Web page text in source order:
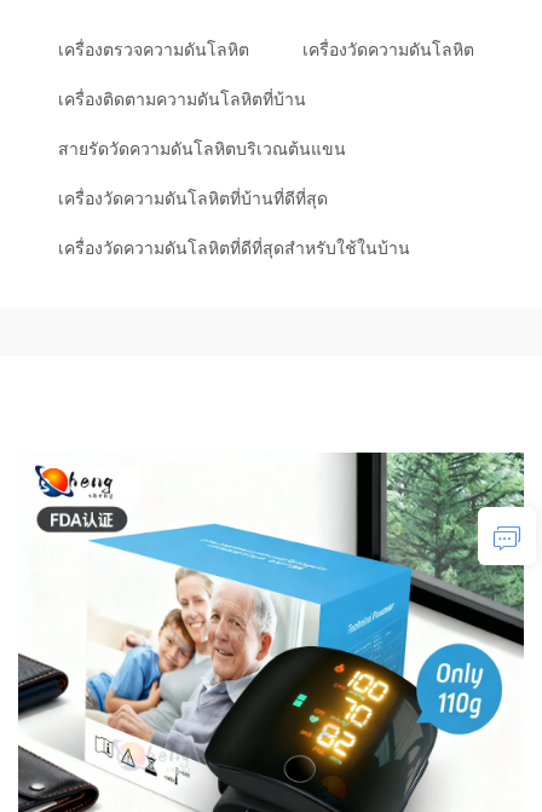
เครื่องตรวจความดันโลหิต เครื่องวัดความดันโลหิต
เครื่องติดตามความดันโลหิตที่บ้าน
สายรัดวัดความดันโลหิตบริเวณต้นแขน
เครื่องวัดความดันโลหิตที่บ้านที่ดีที่สุด
เครื่องวัดความดันโลหิตที่ดีที่สุดสำหรับใช้ในบ้าน